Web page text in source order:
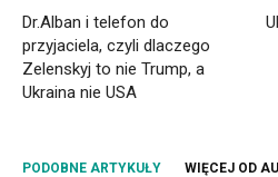
Dr.Alban i telefon do
przyjaciela, czyli dlaczego
Zelenskyj to nie Trump, a
Ukraina nie USA
PODOBNE ARTYKUŁY WIĘCEJ OD